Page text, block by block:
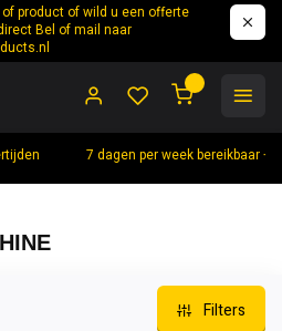
product of wild u een offerte
Bel of mail naar
7 dagen per week bereikbaar
Filters